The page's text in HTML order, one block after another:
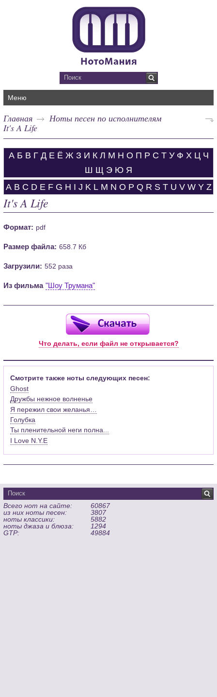
Меню
Главная
Ноты песен по исполнителям
It's A Life
А Б В Г Д Е Ё Ж З И К Л М Н О П Р С Т У Ф Х Ц Ч
Ш Щ Э Ю Я
A B C D E F G H I J K L M N O P Q R S T U V W Y Z
It's A Life
Формат: pdf
Размер файла: 658.7 Кб
Загрузили: 552 раза
Из фильма "Шоу Трумана"
Что делать, если файл не открывается?
Смотрите также ноты следующих песен:
Ghost
Дружбы нежное волненье
Я пережил свои желанья…
Голубка
Ты пленительной неги полна...
I Love N.Y.E
Всего нот на сайте:
60867
из них ноты песен:
3807
ноты классики:
5882
ноты джаза и блюза:
1294
GTP:
49884